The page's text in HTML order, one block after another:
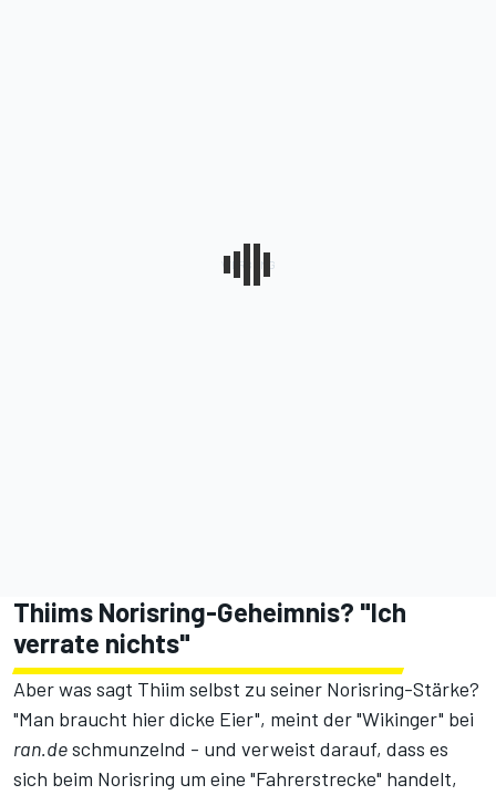
Thiims Norisring-Geheimnis? "Ich
verrate nichts"
Aber was sagt Thiim selbst zu seiner Norisring-Stärke?
"Man braucht hier dicke Eier", meint der "Wikinger" bei
ran.deschmunzelnd - und verweist darauf, dass es
sich beim Norisring um eine "Fahrerstrecke" handelt,